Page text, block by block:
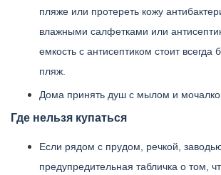
пляже или протереть кожу
влажными салфетками или
емкость с антисептиком стоит всегда
пляж.
Дома принять душ с мылом и
Где нельзя купаться
Если рядом с прудом, речкой,
предупредительная табличка о том,